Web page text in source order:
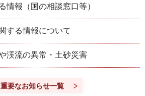
情報（国の相談窓口等）
する情報について
渓流の異常・土砂災害
重要なお知らせ一覧